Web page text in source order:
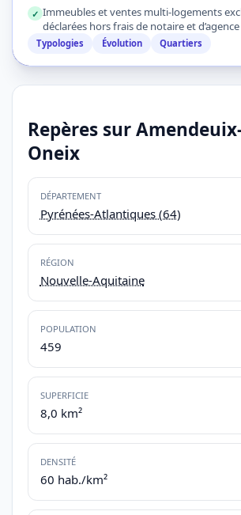
✓ Immeubles et ventes multi-logements
déclarées hors frais de notaire et d’agence
Typologies Évolution Quartiers
Repères sur
Oneix
DÉPARTEMENT
Pyrénées-Atlantiques (64)
RÉGION
Nouvelle-Aquitaine
POPULATION
459
SUPERFICIE
8,0 km²
DENSITÉ
60 hab./km²